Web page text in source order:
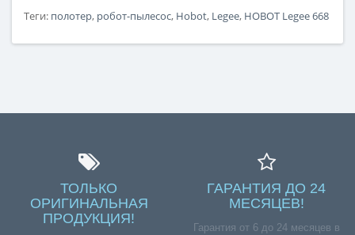
Теги: полотер, робот-пылесос, Hobot, Legee, HOBOT Legee 668
ТОЛЬКО
ОРИГИНАЛЬНАЯ
ПРОДУКЦИЯ!
ГАРАНТИЯ ДО 24
МЕСЯЦЕВ!
Гарантия от 6 до 24 месяцев в